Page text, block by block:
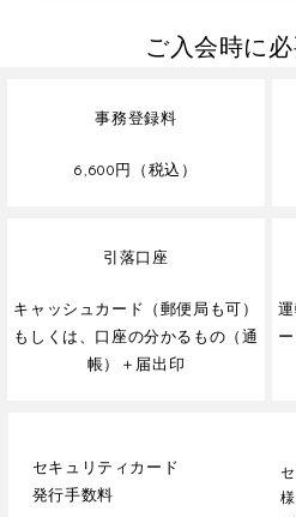
ご入会時に
事務登録料
6,600円（税込）
引落口座
キャッシュカード（郵便局も可）
もしくは、口座の分かるもの（通
帳）＋届出印
セキュリティカード
発行手数料